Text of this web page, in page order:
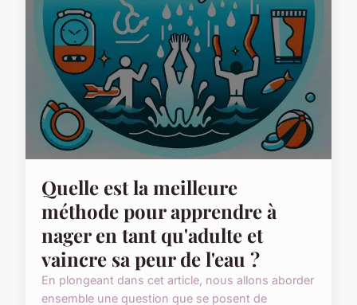
Quelle est la meilleure
méthode pour apprendre à
nager en tant qu'adulte et
vaincre sa peur de l'eau ?
En plongeant dans cet article, nous allons aborder
ensemble une question que se posent de